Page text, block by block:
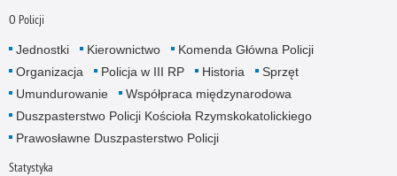
O Policji
Jednostki Kierownictwo
Komenda Główna Policji
Organizacja
Policja w III RP Historia
Sprzęt
Umundurowanie
Współpraca międzynarodowa
Duszpasterstwo Policji Kościoła Rzymskokatolickiego
Prawosławne Duszpasterstwo Policji
Statystyka